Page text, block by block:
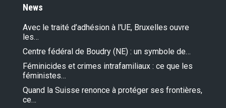
News
Avec le traité d’adhésion à l'UE, Bruxelles ouvre
les…
Centre fédéral de Boudry (NE) : un symbole de…
Féminicides et crimes intrafamiliaux : ce que les
féministes…
Quand la Suisse renonce à protéger ses frontières,
ce…